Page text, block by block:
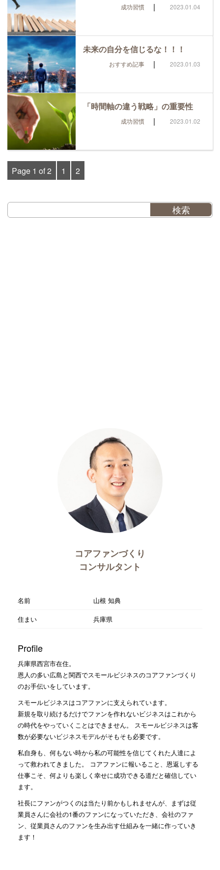
成功習慣 | 2023.01.04
未来の自分を信じるな！！！
おすすめ記事 | 2023.01.03
「時間軸の違う戦略」の重要性
成功習慣 | 2023.01.02
Page 1 of 2 1 2
コアファンづくり
コンサルタント
名前
山根 知典
住まい
兵庫県
Profile
兵庫県西宮市在住。
恩人の多い広島と関西でスモールビジネスのコアファンづくり
のお手伝いをしています。
スモールビジネスはコアファンに支えられています。
新規を取り続けるだけでファンを作れないビジネスはこれから
の時代をやっていくことはできません。 スモールビジネスは客
数が必要ないビジネスモデルがそもそも必要です。
私自身も、何もない時から私の可能性を信じてくれた人達によ
って救われてきました。 コアファンに報いること、恩返しする
仕事こそ、何よりも楽しく幸せに成功できる道だと確信してい
ます。
社長にファンがつくのは当たり前かもしれませんが、まずは従
業員さんに会社の1番のファンになっていただき、会社のファ
ン、従業員さんのファンを生み出す仕組みを一緒に作っていき
ます！